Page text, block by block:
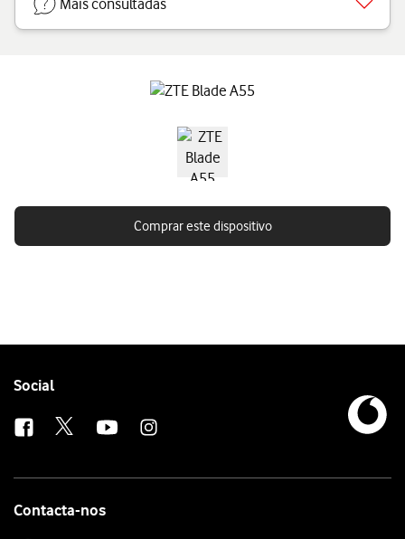
Mais consultadas
Comprar este dispositivo
Follow
Social
Contacta-nos